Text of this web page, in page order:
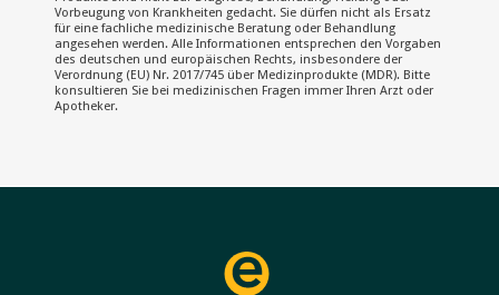
Vorbeugung von Krankheiten gedacht. Sie dürfen nicht als Ersatz
für eine fachliche medizinische Beratung oder Behandlung
angesehen werden. Alle Informationen entsprechen den Vorgaben
des deutschen und europäischen Rechts, insbesondere der
Verordnung (EU) Nr. 2017/745 über Medizinprodukte (MDR). Bitte
konsultieren Sie bei medizinischen Fragen immer Ihren Arzt oder
Apotheker.